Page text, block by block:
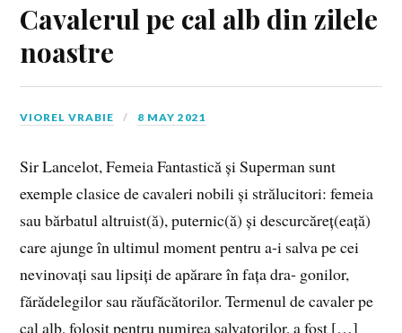
Cavalerul pe cal alb din zilele
noastre
VIOREL VRABIE 8 MAY 2021
Sir Lancelot, Femeia Fantastică și Superman sunt
exemple clasice de cavaleri nobili și strălucitori: femeia
sau bărbatul altruist(ă), puternic(ă) și descurcăreț(eață)
care ajunge în ultimul moment pentru a‑i salva pe cei
nevinovați sau lipsiți de apărare în fața dra‑ gonilor,
fărădelegilor sau răufăcătorilor. Termenul de cavaler pe
cal alb, folosit pentru numirea salvatorilor, a fost […]